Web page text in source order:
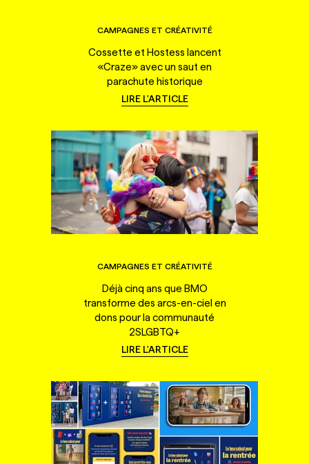
CAMPAGNES ET CRÉATIVITÉ
Cossette et Hostess lancent
«Craze» avec un saut en
parachute historique
LIRE L'ARTICLE
CAMPAGNES ET CRÉATIVITÉ
Déjà cinq ans que BMO
transforme des arcs-en-ciel en
dons pour la communauté
2SLGBTQ+
LIRE L'ARTICLE